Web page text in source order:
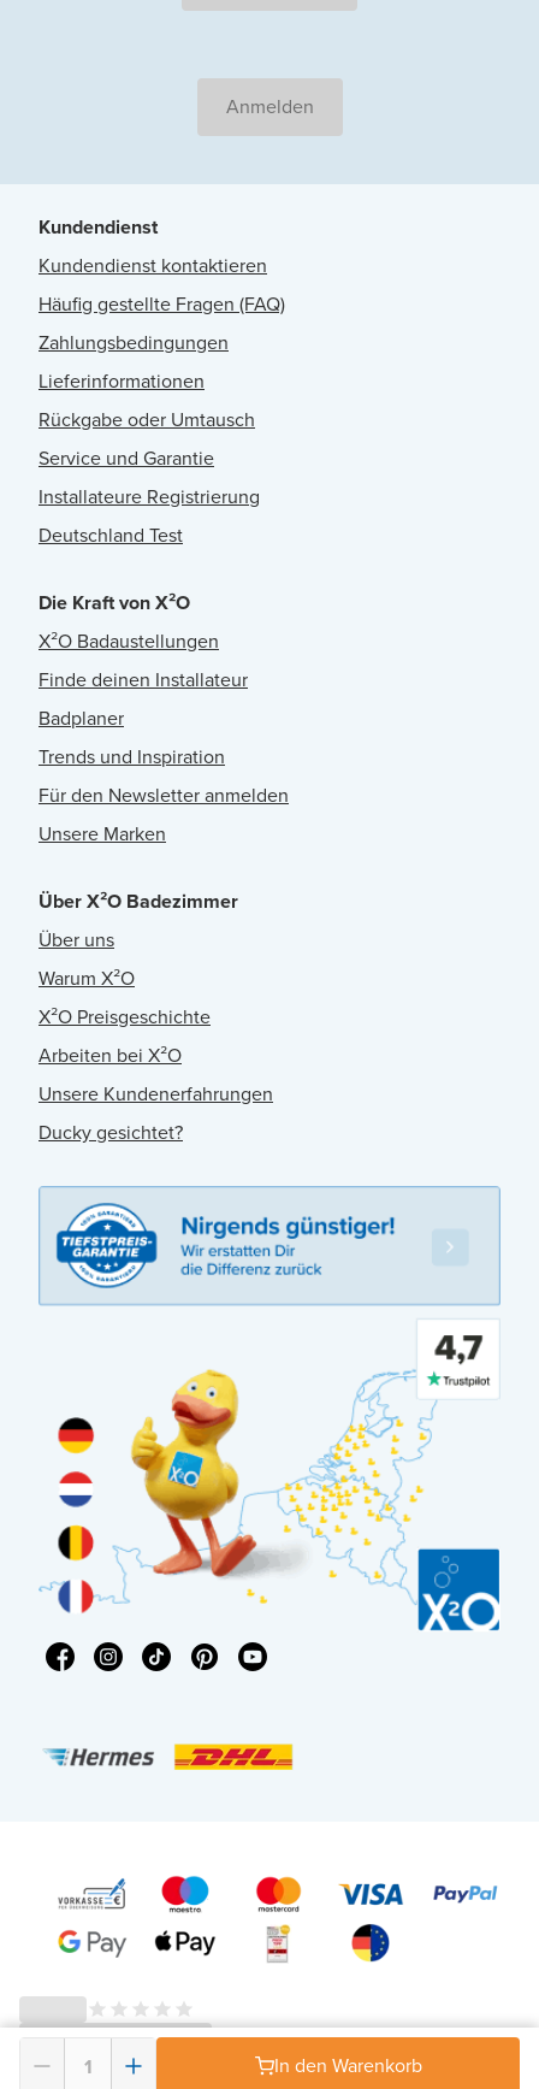
In den Warenkorb
Anmelden
Kundendienst
Kundendienst kontaktieren
Häufig gestellte Fragen (FAQ)
Zahlungsbedingungen
Lieferinformationen
Rückgabe oder Umtausch
Service und Garantie
Installateure Registrierung
Deutschland Test
Die Kraft von X²O
X²O Badaustellungen
Finde deinen Installateur
Badplaner
Trends und Inspiration
Für den Newsletter anmelden
Unsere Marken
Über X²O Badezimmer
Über uns
Warum X²O
X²O Preisgeschichte
Arbeiten bei X²O
Unsere Kundenerfahrungen
Ducky gesichtet?
© 2026 - X²O Badezimmer – USt-IdNr: DE343506152 -AGB Widerrufsrecht